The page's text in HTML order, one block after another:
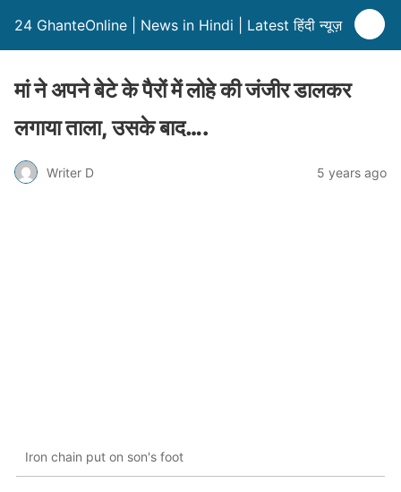
24 GhanteOnline | News in Hindi | Latest हिंदी न्यूज़
मां ने अपने बेटे के पैरों में लोहे की जंजीर डालकर
लगाया ताला, उसके बाद….
Writer D 5 years ago
Iron chain put on son's foot